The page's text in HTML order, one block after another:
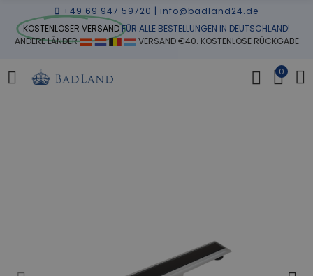
+49 69 947 59720 | info@badland24.de
KOSTENLOSER VERSANDFÜR ALLE BESTELLUNGEN IN DEUTSCHLAND!
ANDERE LÄNDER
VERSAND €40. KOSTENLOSE RÜCKGABE
0